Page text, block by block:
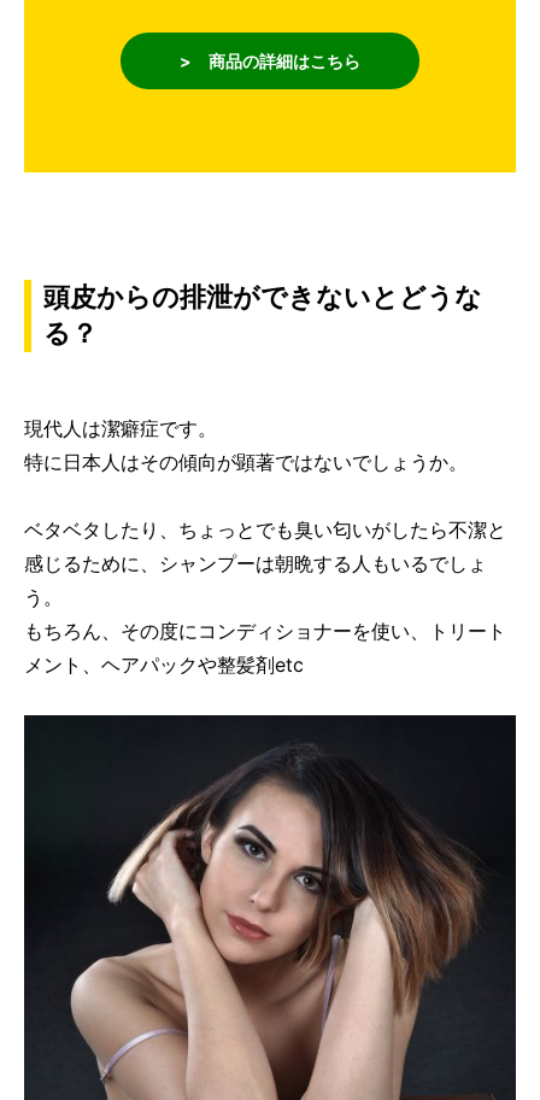
> 商品の詳細はこちら
頭皮からの排泄ができないとどうな
る？
現代人は潔癖症です。
特に日本人はその傾向が顕著ではないでしょうか。
ベタベタしたり、ちょっとでも臭い匂いがしたら不潔と
感じるために、シャンプーは朝晩する人もいるでしょ
う。
もちろん、その度にコンディショナーを使い、トリート
メント、ヘアパックや整髪剤etc